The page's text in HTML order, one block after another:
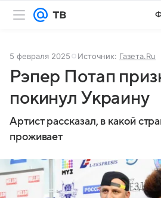
5 февраля 2025 Источник: Газета.Ru
Рэпер Потап
покинул Украину
Артист рассказал, в какой
проживает